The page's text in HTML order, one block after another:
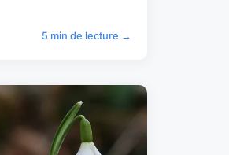
5 min de lecture →